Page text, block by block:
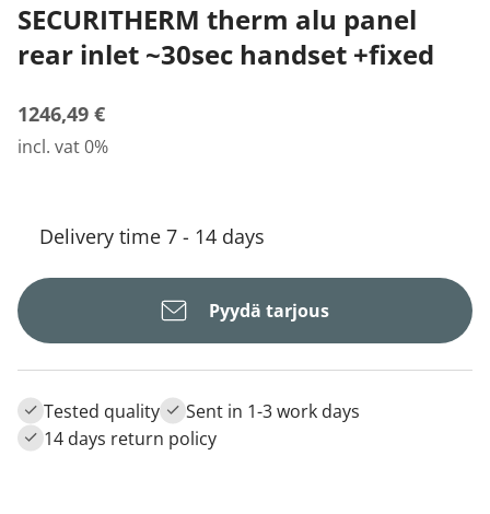
SECURITHERM therm alu panel
rear inlet ~30sec handset +fixed
1246,49 €
incl. vat 0%
Delivery time 7 - 14 days
Pyydä tarjous
Tested quality
Sent in 1-3 work days
14 days return policy